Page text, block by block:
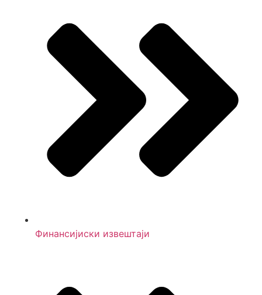
Финансијиски извештаји